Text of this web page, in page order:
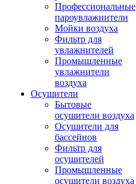
Профессиональные
пароувлажнители
Мойки воздуха
Фильтр для
увлажнителей
Промышленные
увлажнители
воздуха
Осушители
Бытовые
осушители воздуха
Осушители для
бассейнов
Фильтр для
осушителей
Промышленные
осушители воздуха